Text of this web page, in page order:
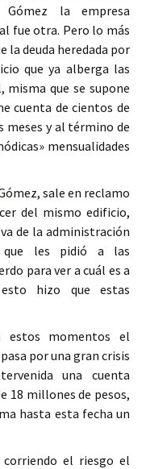
la empresa
fue otra. Pero lo más
la deuda heredada por
que ya alberga las
misma que se supone
cuenta de cientos de
meses y al término de
mensualidades
sale en reclamo
del mismo edificio,
de la administración
les pidió a las
para ver a cuál es a
hizo que estas
estos momentos el
por una gran crisis
una cuenta
18 millones de pesos,
hasta esta fecha un
el riesgo el